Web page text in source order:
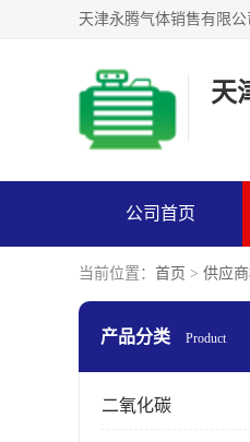
天
公司首页
当前位置： 首页 > 供应
产品分类 Product
二氧化碳